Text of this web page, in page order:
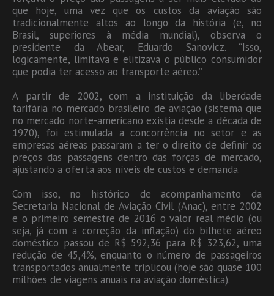
que hoje, uma vez que os custos da aviação são
tradicionalmente altos ao longo da história (e, no
Brasil, superiores à média mundial), observa o
presidente da Abear, Eduardo Sanovicz. “Isso,
logicamente, limitava e elitizava o público consumidor
que podia ter acesso ao transporte aéreo.”
A partir de 2002, com a instituição da liberdade
tarifária no mercado brasileiro de aviação (sistema que
no mercado norte-americano existia desde a década de
1970), foi estimulada a concorrência no setor e as
empresas aéreas passaram a ter o direito de definir os
preços das passagens dentro das forças de mercado,
ajustando a oferta aos níveis de custos e demanda.
Com isso, no histórico de acompanhamento da
Secretaria Nacional de Aviação Civil (Anac), entre 2002
e o primeiro semestre de 2016 o valor real médio (ou
seja, já com a correção da inflação) do bilhete aéreo
doméstico passou de R$ 592,36 para R$ 323,62, uma
redução de 45,4%, enquanto o número de passageiros
transportados anualmente triplicou (hoje são quase 100
milhões de viagens anuais na aviação doméstica).